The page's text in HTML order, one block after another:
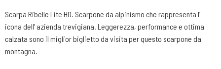
Scarpa Ribelle Lite HD. Scarpone da alpinismo che rappresenta l’
icona dell’ azienda trevigiana. Leggerezza, performance e ottima
calzata sono il miglior biglietto da visita per questo scarpone da
montagna.